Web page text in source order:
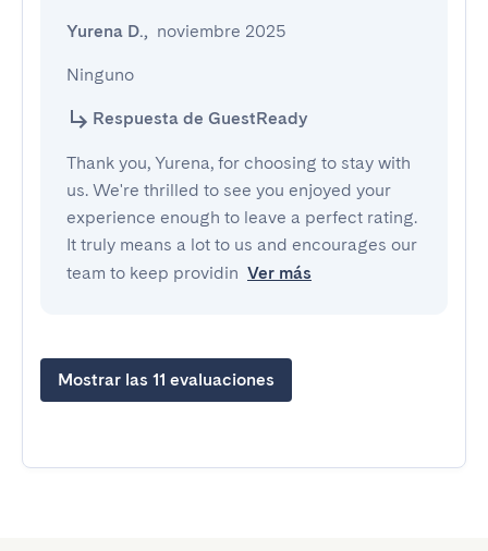
Yurena D., noviembre 2025
Ninguno
Respuesta de GuestReady
Thank you, Yurena, for choosing to stay with
us. We're thrilled to see you enjoyed your
experience enough to leave a perfect rating.
It truly means a lot to us and encourages our
team to keep providin Ver más
Mostrar las 11 evaluaciones